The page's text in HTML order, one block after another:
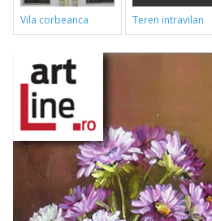
vila corbeanca teren intravilan